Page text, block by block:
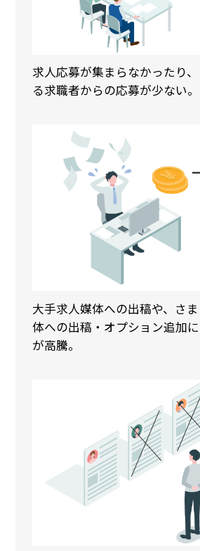
求人応募が集まらなかったり
る求職者からの応募が少ない。
大手求人媒体への出稿や、さ
体への出稿・オプション追加
が高騰。